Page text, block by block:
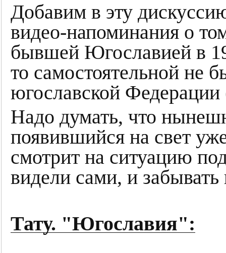
Добавим в эту
видео-напоминания о
бывшей Югославией в
то самостоятельной не
югославской
Надо думать, что
появившийся на свет
смотрит на ситуацию
видели сами, и
Тату. "Югославия":